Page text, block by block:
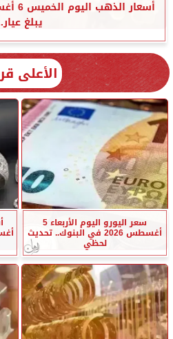
يبلغ
الأعلى
سعر اليورو اليوم الأربعاء 5
أغسطس 2026 في البنوك.. تحديث
لحظي